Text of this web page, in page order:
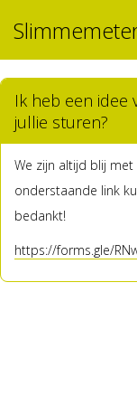
Ik heb een idee
jullie sturen?
We zijn altijd blij met
onderstaande link
bedankt!
https://forms.gle/